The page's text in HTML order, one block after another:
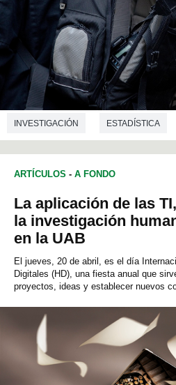
INVESTIGACIÓN ESTADÍSTICA
ARTÍCULOS - A FONDO
La aplicación de las
la investigación
en la UAB
El jueves, 20 de abril, es el día
Digitales (HD), una fiesta anual que
proyectos, ideas y establecer nuevos